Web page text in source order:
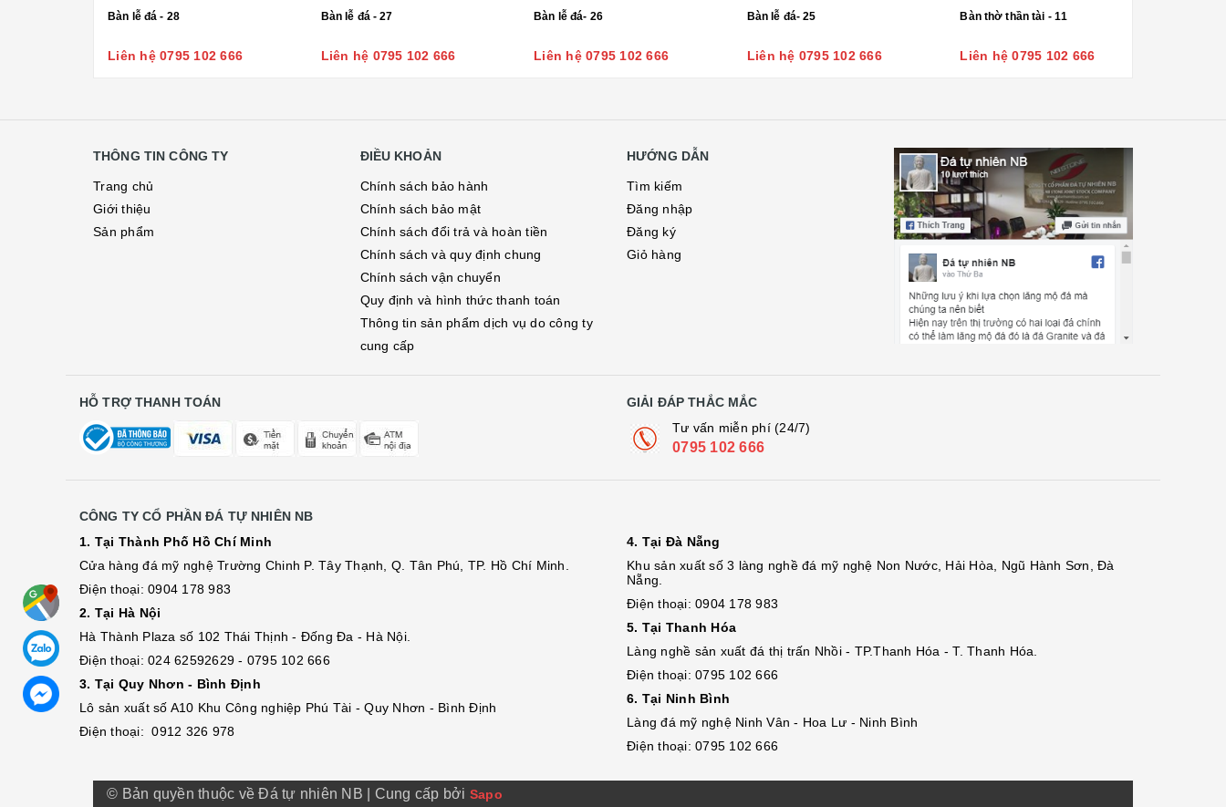
Bàn lễ đá - 28
Liên hệ 0795 102 666
Bàn lễ đá - 27
Liên hệ 0795 102 666
Bàn lễ đá- 26
Liên hệ 0795 102 666
Bàn lễ đá- 25
Liên hệ 0795 102 666
Bàn thờ thần tài - 11
Liên hệ 0795 102 666
THÔNG TIN CÔNG TY
Trang chủ
Giới thiệu
Sản phẩm
ĐIỀU KHOẢN
Chính sách bảo hành
Chính sách bảo mật
Chính sách đổi trả và hoàn tiền
Chính sách và quy định chung
Chính sách vận chuyển
Quy định và hình thức thanh toán
Thông tin sản phẩm dịch vụ do công ty
cung cấp
HƯỚNG DẪN
Tìm kiếm
Đăng nhập
Đăng ký
Giỏ hàng
HỖ TRỢ THANH TOÁN
GIẢI ĐÁP THẮC MẮC
Tư vấn miễn phí (24/7)
0795 102 666
CÔNG TY CỔ PHẦN ĐÁ TỰ NHIÊN NB
1. Tại Thành Phố Hồ Chí Minh
Cửa hàng đá mỹ nghệ Trường Chinh P. Tây Thạnh, Q. Tân Phú, TP. Hồ Chí Minh.
Điện thoại: 0904 178 983
2. Tại Hà Nội
Hà Thành Plaza số 102 Thái Thịnh - Đống Đa - Hà Nội.
Điện thoại: 024 62592629 - 0795 102 666
3. Tại Quy Nhơn - Bình Định
Lô sản xuất số A10 Khu Công nghiệp Phú Tài - Quy Nhơn - Bình Định
Điện thoại: 0912 326 978
4. Tại Đà Nẵng
Khu sản xuất số 3 làng nghề đá mỹ nghệ Non Nước, Hải Hòa, Ngũ Hành Sơn, Đà
Nẵng.
Điện thoại: 0904 178 983
5. Tại Thanh Hóa
Làng nghề sản xuất đá thị trấn Nhồi - TP.Thanh Hóa - T. Thanh Hóa.
Điện thoại: 0795 102 666
6. Tại Ninh Bình
Làng đá mỹ nghệ Ninh Vân - Hoa Lư - Ninh Bình
Điện thoại: 0795 102 666
© Bản quyền thuộc về Đá tự nhiên NB Cung cấp bởi Sapo